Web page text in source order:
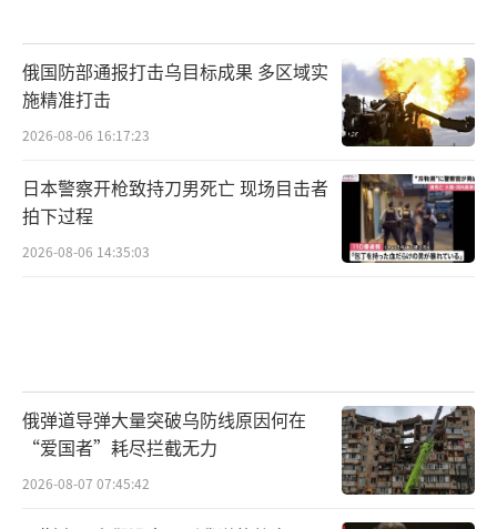
▲舰艇编队运动
俄国防部通报打击乌目标成果 多区域实
施精准打击
2026-08-06 16:17:23
日本警察开枪致持刀男死亡 现场目击者
拍下过程
2026-08-06 14:35:03
俄弹道导弹大量突破乌防线原因何在
“爱国者”耗尽拦截无力
2026-08-07 07:45:42